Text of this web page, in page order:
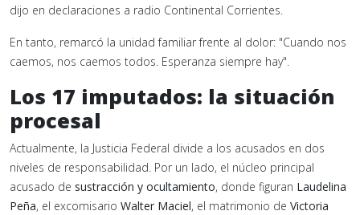
dijo en declaraciones a radio Continental Corrientes.
En tanto, remarcó la unidad familiar frente al dolor: "Cuando nos
caemos, nos caemos todos. Esperanza siempre hay".
Los 17 imputados: la situación
procesal
Actualmente, la Justicia Federal divide a los acusados en dos
niveles de responsabilidad. Por un lado, el núcleo principal
acusado de sustracción y ocultamiento, donde figuran Laudelina
Peña, el excomisario Walter Maciel, el matrimonio de Victoria